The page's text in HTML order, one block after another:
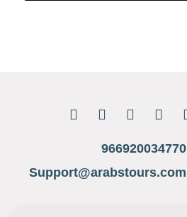
966920034770
Support@arabstours.com